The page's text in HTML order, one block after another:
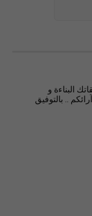
البناءة و
.. بالتوفيق